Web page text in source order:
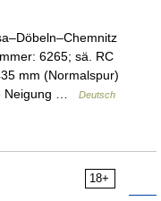
6265; sä. RC
mm (Normalspur)
Neigung …
Deutsch
18+